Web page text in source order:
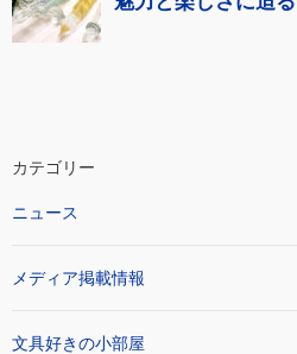
カテゴリー
ニュース
メディア掲載情報
文具好きの小部屋